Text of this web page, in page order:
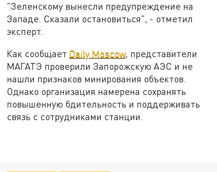
"Зеленскому вынесли предупреждение на
Западе. Сказали остановиться", - отметил
эксперт.
Как сообщает Daily Moscow, представители
МАГАТЭ проверили Запорожскую АЭС и не
нашли признаков минирования объектов.
Однако организация намерена сохранять
повышенную бдительность и поддерживать
связь с сотрудниками станции.